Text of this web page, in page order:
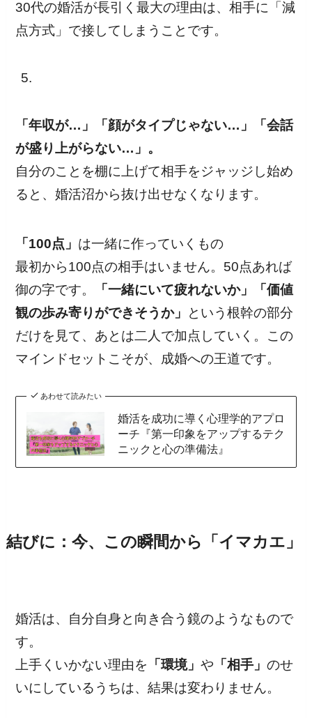
30代の婚活が長引く最大の理由は、相手に「減
点方式」で接してしまうことです。
「年収が…」「顔がタイプじゃない…」「会話
が盛り上がらない…」。
自分のことを棚に上げて相手をジャッジし始め
ると、婚活沼から抜け出せなくなります。
「100点」 は一緒に作っていくもの
最初から100点の相手はいません。50点あれば
御の字です。
「一緒にいて疲れないか」「価値
観の歩み寄りができそうか」
という根幹の部分
だけを見て、あとは二人で加点していく。この
マインドセットこそが、成婚への王道です。
あわせて読みたい
婚活を成功に導く心理学的アプロ
ーチ『第一印象をアップするテク
ニックと心の準備法』
結びに：今、この瞬間から「イマカエ」
婚活は、自分自身と向き合う鏡のようなもので
す。
上手くいかない理由を
「環境」や 「相手」のせ
いにしているうちは、結果は変わりません。